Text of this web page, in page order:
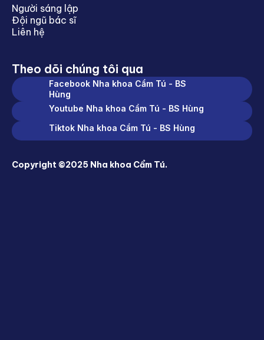
Người sáng lập
Đội ngũ bác sĩ
Liên hệ
Theo dõi chúng tôi qua
Facebook Nha khoa Cẩm Tú - BS
Hùng
Youtube Nha khoa Cẩm Tú - BS Hùng
Tiktok Nha khoa Cẩm Tú - BS Hùng
Copyright ©2025 Nha khoa Cẩm Tú.